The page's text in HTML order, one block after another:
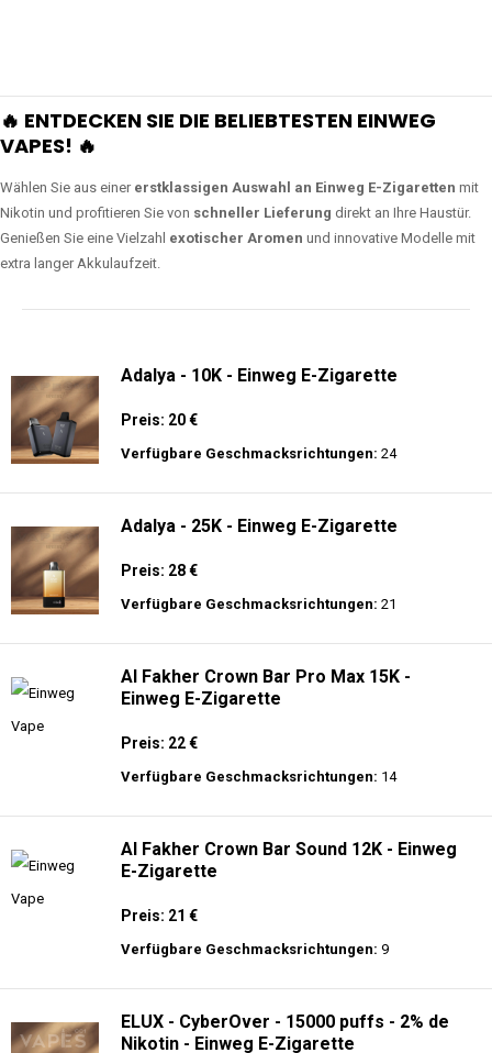
🔥 ENTDECKEN SIE DIE BELIEBTESTEN EINWEG
VAPES! 🔥
Wählen Sie aus einer erstklassigen Auswahl an Einweg E-Zigaretten mit
Nikotin und profitieren Sie von schneller Lieferung direkt an Ihre Haustür.
Genießen Sie eine Vielzahl exotischer Aromen und innovative Modelle mit
extra langer Akkulaufzeit.
Adalya - 10K - Einweg E-Zigarette
Preis: 20 €
Verfügbare Geschmacksrichtungen: 24
Adalya - 25K - Einweg E-Zigarette
Preis: 28 €
Verfügbare Geschmacksrichtungen: 21
Al Fakher Crown Bar Pro Max 15K -
Einweg E-Zigarette
Preis: 22 €
Verfügbare Geschmacksrichtungen: 14
Al Fakher Crown Bar Sound 12K - Einweg
E-Zigarette
Preis: 21 €
Verfügbare Geschmacksrichtungen: 9
ELUX - CyberOver - 15000 puffs - 2% de
Nikotin - Einweg E-Zigarette